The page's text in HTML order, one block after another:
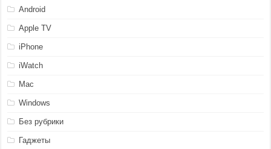
Android
Apple TV
iPhone
iWatch
Mac
Windows
Без рубрики
Гаджеты